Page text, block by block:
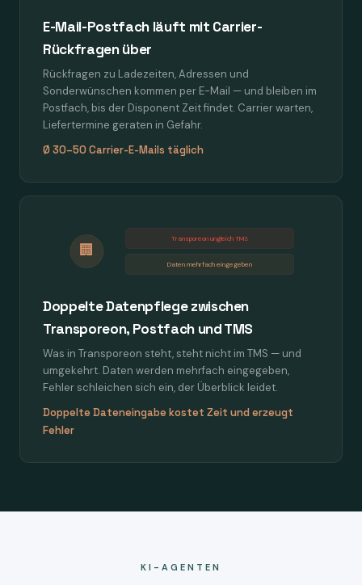
E-Mail-Postfach läuft mit Carrier-
Rückfragen über
Rückfragen zu Ladezeiten, Adressen und
Sonderwünschen kommen per E-Mail — und bleiben im
Postfach, bis der Disponent Zeit findet. Carrier warten,
Liefertermine geraten in Gefahr.
Ø 30–50 Carrier-E-Mails täglich
🏢
Transporeon ungleich TMS
Daten mehrfach eingegeben
Doppelte Datenpflege zwischen
Transporeon, Postfach und TMS
Was in Transporeon steht, steht nicht im TMS — und
umgekehrt. Daten werden mehrfach eingegeben,
Fehler schleichen sich ein, der Überblick leidet.
Doppelte Dateneingabe kostet Zeit und erzeugt
Fehler
KI-AGENTEN